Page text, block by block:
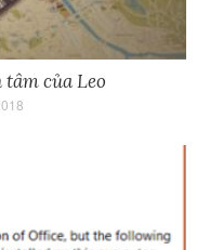
tâm của Leo